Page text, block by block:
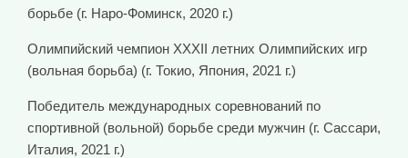
борьбе (г. Наро-Фоминск, 2020 г.)
Олимпийский чемпион XXXII летних Олимпийских игр
(вольная борьба) (г. Токио, Япония, 2021 г.)
Победитель международных соревнований по
спортивной (вольной) борьбе среди мужчин (г. Сассари,
Италия, 2021 г.)